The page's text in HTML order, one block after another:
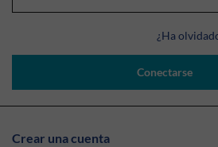
¿Ha
Conectarse
Crear una cuenta